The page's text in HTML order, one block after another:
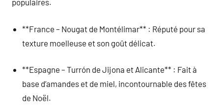
populaires.
**France – Nougat de Montélimar** : Réputé pour sa
texture moelleuse et son goût délicat.
**Espagne – Turrón de Jijona et Alicante** : Fait à
base d’amandes et de miel, incontournable des fêtes
de Noël.